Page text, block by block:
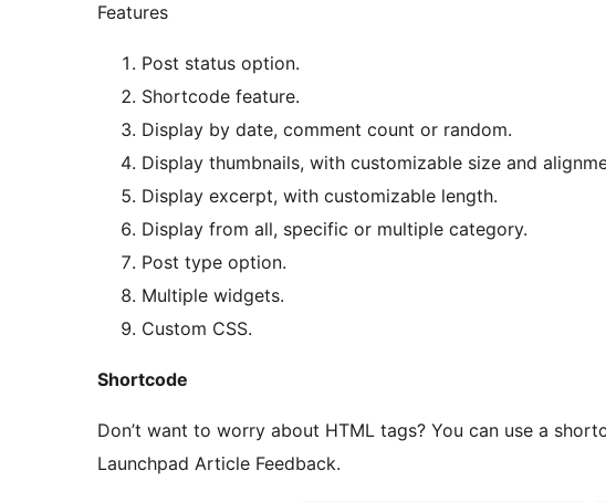
Features
Post status option.
Shortcode feature.
Display by date, comment count or random.
Display thumbnails, with customizable size and
Display excerpt, with customizable length.
Display from all, specific or multiple category.
Post type option.
Multiple widgets.
Custom CSS.
Shortcode
Don’t want to worry about HTML tags? You can use a shortcode in your posts, pages to dispaly
Launchpad Article Feedback.